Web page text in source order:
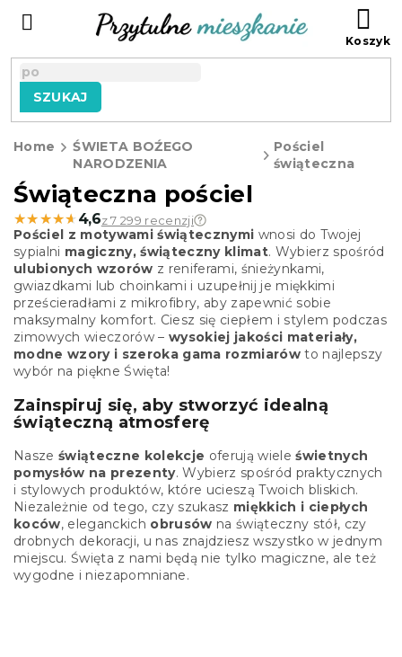
SZUKAJ
Home
ŚWIETA BOŹEGO
NARODZENIA
Pościel
świąteczna
Świąteczna pościel
★★★★★
★★★★★ 4,6z 7 299 recenzji
Pościel z motywami świątecznymi wnosi do Twojej
sypialni magiczny, świąteczny klimat. Wybierz spośród
ulubionych wzorów z reniferami, śnieżynkami,
gwiazdkami lub choinkami i uzupełnij je miękkimi
prześcieradłami z mikrofibry, aby zapewnić sobie
maksymalny komfort. Ciesz się ciepłem i stylem podczas
zimowych wieczorów – wysokiej jakości materiały,
modne wzory i szeroka gama rozmiarów to najlepszy
wybór na piękne Święta!
Zainspiruj się, aby stworzyć idealną
świąteczną atmosferę
Nasze świąteczne kolekcje oferują wieleświetnych
pomysłów na prezenty. Wybierz spośród praktycznych
i stylowych produktów, które ucieszą Twoich bliskich.
Niezależnie od tego, czy szukasz miękkich i ciepłych
koców, eleganckich obrusów na świąteczny stół, czy
drobnych dekoracji, u nas znajdziesz wszystko w jednym
miejscu. Święta z nami będą nie tylko magiczne, ale też
wygodne i niezapomniane.